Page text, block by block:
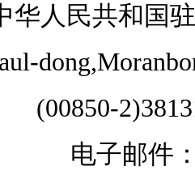
华人民共和国
(00850-
电子邮件